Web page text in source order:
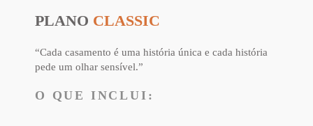
PLANO CLASSIC
“Cada casamento é uma história única e cada história
pede um olhar sensível.”
O QUE INCLUI: